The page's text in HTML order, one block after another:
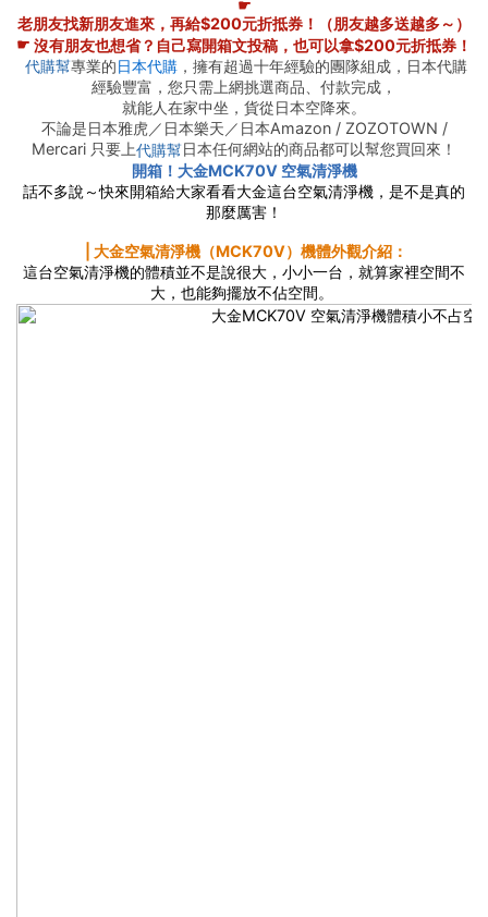
☛
老朋友找新朋友進來，再給$200元折抵券！（朋友越多送越多～）
☛ 沒有朋友也想省？自己寫開箱文投稿，也可以拿$200元折抵券！
代購幫專業的日本代購 ，擁有超過十年經驗的團隊組成，日本代購
經驗豐富，您只需上網挑選商品、付款完成，
就能人在家中坐，貨從日本空降來。
不論是日本雅虎／日本樂天／日本Amazon / ZOZOTOWN /
Mercari 只要上代購幫日本任何網站的商品都可以幫您買回來！
開箱！大金MCK70V 空氣清淨機
話不多說～快來開箱給大家看看大金這台空氣清淨機，是不是真的
那麼厲害！
⎪大金空氣清淨機（MCK70V）機體外觀介紹：
這台空氣清淨機的體積並不是說很大，小小一台，就算家裡空間不
大，也能夠擺放不佔空間。